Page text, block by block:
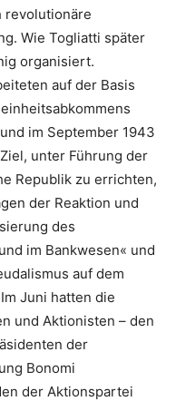
revolutionäre
Wie Togliatti später
organisiert.
auf der Basis
im September 1943
unter Führung der
Republik zu errichten,
der Reaktion und
des
im Bankwesen« und
auf dem
Juni hatten die
und Aktionisten – den
der
Bonomi
der Aktionspartei